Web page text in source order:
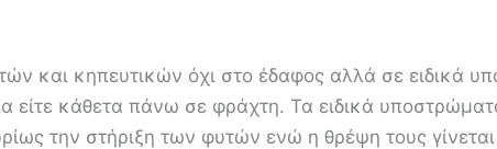
και κηπευτικών όχι στο έδαφος αλλά σε ειδικά
είτε κάθετα πάνω σε φράχτη. Τα ειδικά
την στήριξη των φυτών ενώ η θρέψη τους